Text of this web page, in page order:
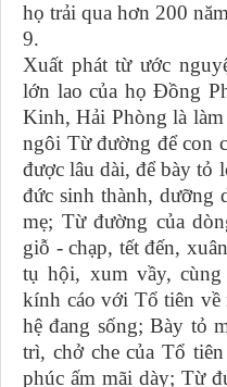
họ trải qua hơn 200
9.
Xuất phát từ ước
lớn lao của họ Đồng
Kinh, Hải Phòng là
ngôi Từ đường để con
được lâu dài, để bày tỏ
đức sinh thành, dưỡng
mẹ; Từ đường của
giỗ - chạp, tết đến,
tụ hội, xum vầy,
kính cáo với Tổ tiên về
hệ đang sống; Bày tỏ
trì, chở che của Tổ
phúc ấm mãi dày; Từ